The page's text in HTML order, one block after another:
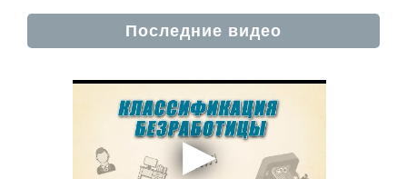
Последние видео